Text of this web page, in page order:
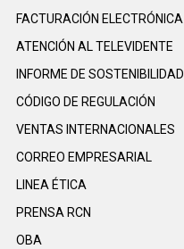
FACTURACIÓN ELECTRÓNICA
ATENCIÓN AL TELEVIDENTE
INFORME DE SOSTENIBILIDAD
CÓDIGO DE REGULACIÓN
VENTAS INTERNACIONALES
CORREO EMPRESARIAL
LINEA ÉTICA
PRENSA RCN
OBA